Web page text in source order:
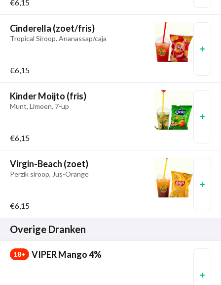
€6,15
Cinderella (zoet/fris)
Tropical Siroop. Ananassap/caja
€6,15
Kinder Moijto (fris)
Munt, Limoen, 7-up
€6,15
Virgin-Beach (zoet)
Perzik siroop, Jus-Orange
€6,15
Overige Dranken
18+ VIPER Mango 4%